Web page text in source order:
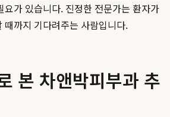
요가 있습니다. 진정한 전문가는 환자가
때까지 기다려주는 사람입니다.
본 차앤박피부과 추